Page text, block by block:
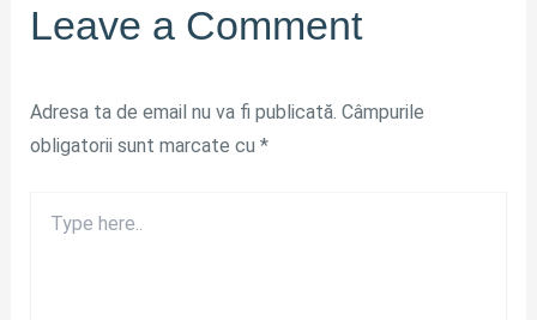
Leave a Comment
Adresa ta de email nu va fi publicată. Câmpurile
obligatorii sunt marcate cu *
here..